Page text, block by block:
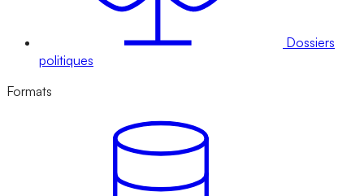
Dossiers
politiques
Formats